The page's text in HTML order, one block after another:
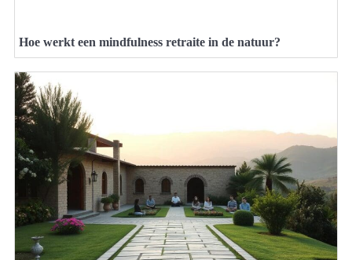
Hoe werkt een mindfulness retraite in de natuur?